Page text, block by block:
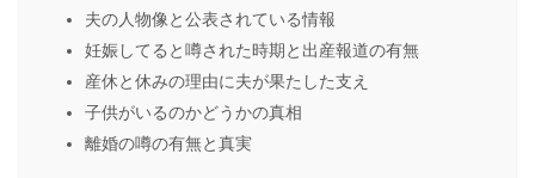
夫の人物像と公表されている情報
妊娠してると噂された時期と出産報道の有無
産休と休みの理由に夫が果たした支え
子供がいるのかどうかの真相
離婚の噂の有無と真実